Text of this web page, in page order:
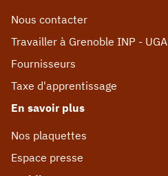
Nous contacter
Travailler à Grenoble INP - UGA
Fournisseurs
Taxe d'apprentissage
En savoir plus
Nos plaquettes
Espace presse